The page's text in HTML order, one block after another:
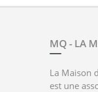
MQ - LA
La Maison
est une